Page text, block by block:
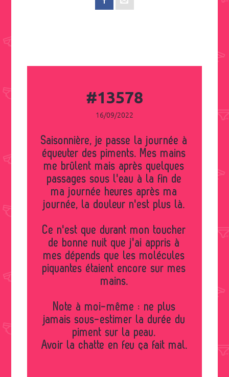
#13578
16/09/2022
Saisonnière, je passe la journée à
équeuter des piments. Mes mains
me brûlent mais après quelques
passages sous l'eau à la fin de
ma journée heures après ma
journée, la douleur n'est plus là.
Ce n'est que durant mon toucher
de bonne nuit que j'ai appris à
mes dépends que les molécules
piquantes étaient encore sur mes
mains.
Note à moi-même : ne plus
jamais sous-estimer la durée du
piment sur la peau.
Avoir la chatte en feu ça fait mal.